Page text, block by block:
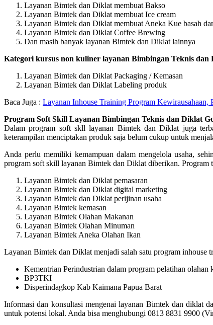
Layanan Bimtek dan Diklat membuat Bakso
Layanan Bimtek dan Diklat membuat Ice cream
Layanan Bimtek dan Diklat membuat Aneka Kue basah
Layanan Bimtek dan Diklat Coffee Brewing
Dan masih banyak layanan Bimtek dan Diklat lainnya
Kategori kursus non kuliner layanan Bimbingan Teknis
Layanan Bimtek dan Diklat Packaging / Kemasan
Layanan Bimtek dan Diklat Labeling produk
Baca Juga : Layanan Inhouse Training Program Kewirausahaan,
Program Soft Skill Layanan Bimbingan Teknis dan Diklat
Dalam program soft skll layanan Bimtek dan Diklat juga
keterampilan menciptakan produk saja belum cukup untuk
Anda perlu memiliki kemampuan dalam mengelola usaha,
program soft skill layanan Bimtek dan Diklat diberikan. Program
Layanan Bimtek dan Diklat pemasaran
Layanan Bimtek dan Diklat digital marketing
Layanan Bimtek dan Diklat perijinan usaha
Layanan Bimtek kemasan
Layanan Bimtek Olahan Makanan
Layanan Bimtek Olahan Minuman
Layanan Bimtek Aneka Olahan Ikan
Layanan Bimtek dan Diklat menjadi salah satu program
Kementrian Perindustrian dalam program pelatihan olahan
BP3TKI
Disperindagkop Kab Kaimana Papua Barat
Informasi dan konsultasi mengenai layanan Bimtek dan diklat
untuk potensi lokal. Anda bisa menghubungi 0813 8831 9900